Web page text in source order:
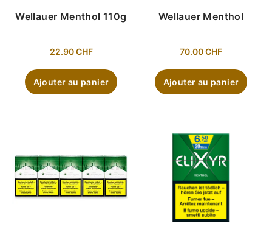
Wellauer Menthol 110g
22.90CHF
Ajouter au panier
Wellauer Menthol
70.00CHF
Ajouter au panier